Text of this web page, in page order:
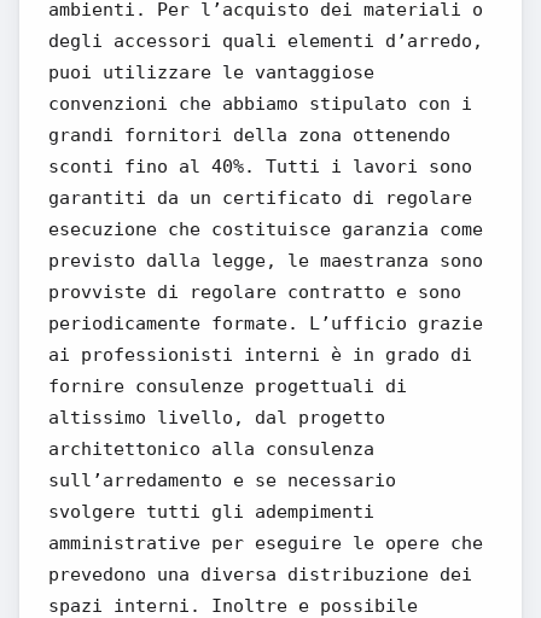
ambienti. Per l’acquisto dei materiali o
degli accessori quali elementi d’arredo,
puoi utilizzare le vantaggiose
convenzioni che abbiamo stipulato con i
grandi fornitori della zona ottenendo
sconti fino al 40%. Tutti i lavori sono
garantiti da un certificato di regolare
esecuzione che costituisce garanzia come
previsto dalla legge, le maestranza sono
provviste di regolare contratto e sono
periodicamente formate. L’ufficio grazie
ai professionisti interni è in grado di
fornire consulenze progettuali di
altissimo livello, dal progetto
architettonico alla consulenza
sull’arredamento e se necessario
svolgere tutti gli adempimenti
amministrative per eseguire le opere che
prevedono una diversa distribuzione dei
spazi interni. Inoltre e possibile